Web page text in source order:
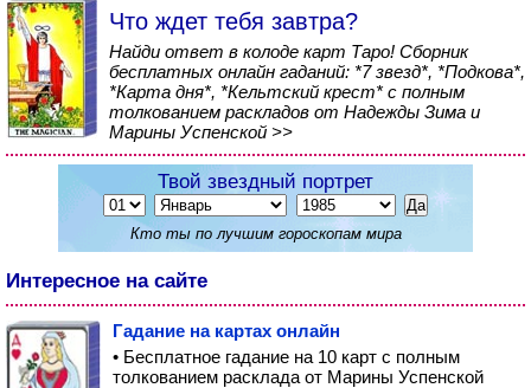
Что ждет тебя завтра?
Найди ответ в колоде карт Таро! Сборник
бесплатных онлайн гаданий: *7 звезд*, *Подкова*,
*Карта дня*, *Кельтский крест* с полным
толкованием раскладов от Надежды Зима и
Марины Успенской >>
Твой звездный портрет
Кто ты по лучшим гороскопам мира
Интересное на сайте
Гадание на картах онлайн
• Бесплатное гадание на 10 карт с полным
толкованием расклада от Марины Успенской